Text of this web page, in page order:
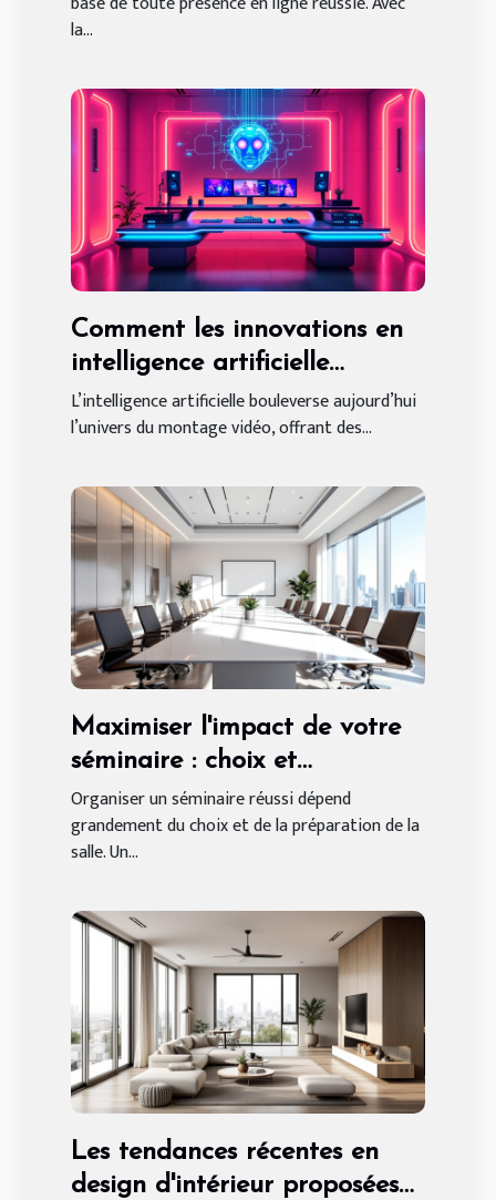
la...
Comment les innovations en
intelligence artificielle
transforment le montage
vidéo ?
L’intelligence artificielle bouleverse aujourd’hui
l’univers du montage vidéo, offrant des...
Maximiser l'impact de votre
séminaire : choix et
préparation de salle
Organiser un séminaire réussi dépend
grandement du choix et de la préparation de la
salle. Un...
Les tendances récentes en
design d'intérieur proposées